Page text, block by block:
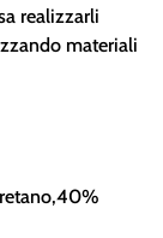
realizzarli
materiali